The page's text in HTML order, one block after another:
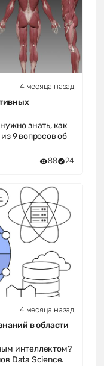
4 месяца назад
знать, как
9 вопросов об
88 24
4 месяца назад
в области
интеллектом?
Data Science.